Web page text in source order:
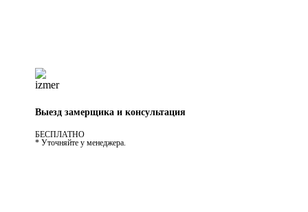
Выезд замерщика и консультация
БЕСПЛАТНО
* Уточняйте у менеджера.